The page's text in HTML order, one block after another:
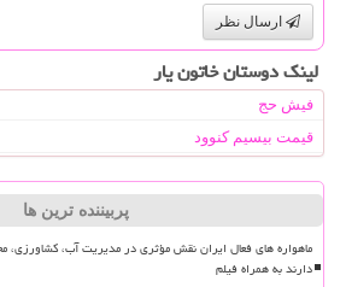
ارسال نظر
لینک دوستان خاتون یار
فیش حج
قیمت بیسیم کنوود
پربیننده ترین ها
ماهواره های فعال ایران نقش مؤثری در مدیریت آب،
دارند به همراه فیلم